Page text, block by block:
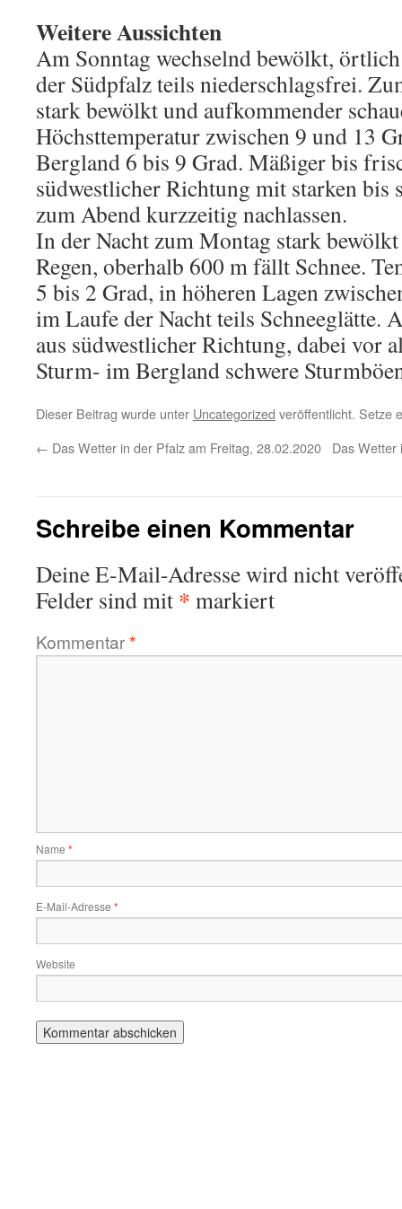
Weitere Aussichten
Am Sonntag wechselnd bewölkt,
der Südpfalz teils niederschlagsfrei.
stark bewölkt und aufkommender
Höchsttemperatur zwischen 9 und 13
Bergland 6 bis 9 Grad. Mäßiger bis
südwestlicher Richtung mit starken bis
zum Abend kurzzeitig nachlassen.
In der Nacht zum Montag stark
Regen, oberhalb 600 m fällt Schnee.
5 bis 2 Grad, in höheren Lagen
im Laufe der Nacht teils Schneeglätte.
aus südwestlicher Richtung, dabei vor
Sturm- im Bergland schwere
Dieser Beitrag wurde unter Uncategorized veröffentlicht. Setze
← Das Wetter in der Pfalz am Freitag, 28.02.2020 Das Wetter
Schreibe einen Kommentar
Deine E-Mail-Adresse wird nicht
Felder sind mit * markiert
Kommentar*
Name *
E-Mail-Adresse *
Website